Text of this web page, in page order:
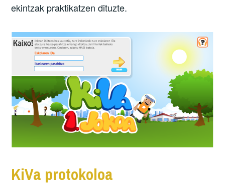
ekintzak praktikatzen dituzte.
KiVa protokoloa